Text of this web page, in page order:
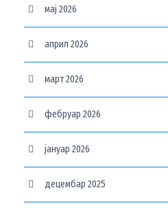
мај 2026
април 2026
март 2026
фебруар 2026
јануар 2026
децембар 2025